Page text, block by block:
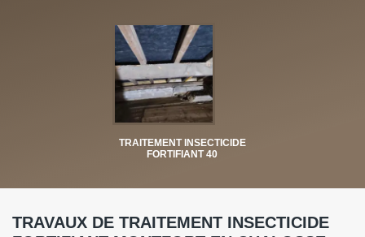
TRAITEMENT INSECTICIDE
FORTIFIANT 40
TRAVAUX DE TRAITEMENT INSECTICIDE